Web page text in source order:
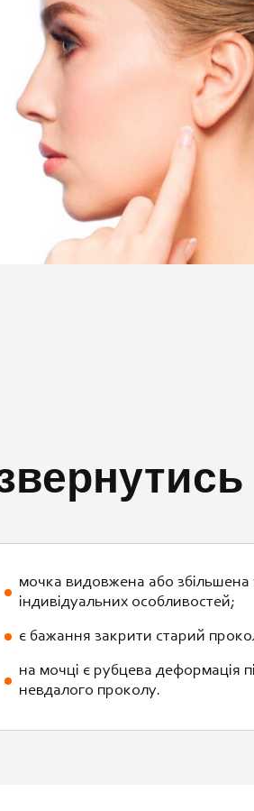
мочка видовжена або збільшена
індивідуальних особливостей;
є бажання закрити старий
на мочці є рубцева деформація
невдалого проколу.